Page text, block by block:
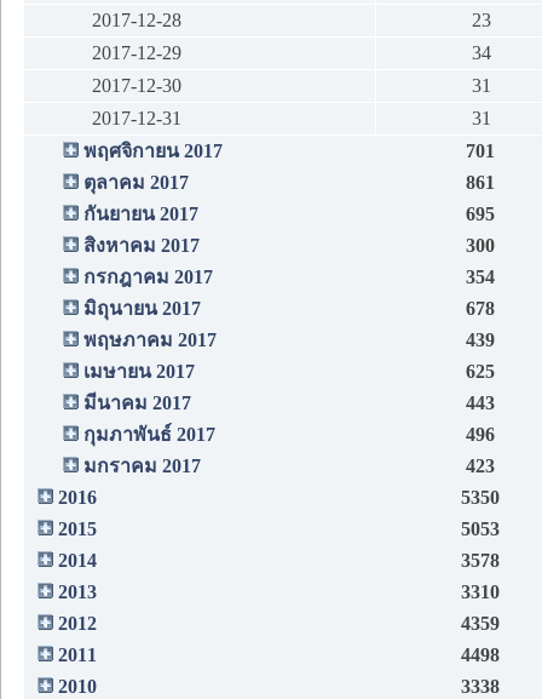
2017-12-28
23
2017-12-29
34
2017-12-30
31
2017-12-31
31
พฤศจิกายน 2017
701
ตุลาคม 2017
861
กันยายน 2017
695
สิงหาคม 2017
300
กรกฎาคม 2017
354
มิถุนายน 2017
678
พฤษภาคม 2017
439
เมษายน 2017
625
มีนาคม 2017
443
กุมภาพันธ์ 2017
496
มกราคม 2017
423
2016
5350
2015
5053
2014
3578
2013
3310
2012
4359
2011
4498
2010
3338